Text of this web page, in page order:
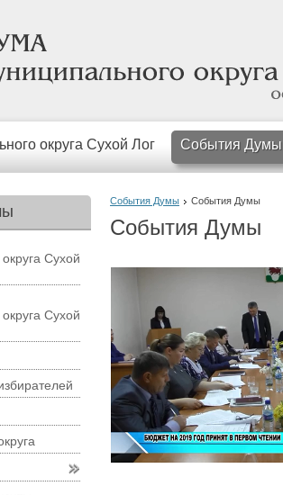
округа Сухой Лог События Думы
События Думы События Думы
События Думы
Сухой
Сухой